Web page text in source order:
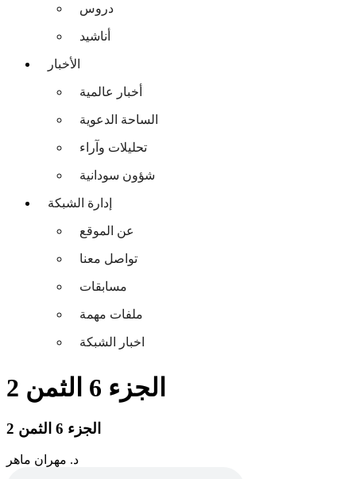
دروس
أناشيد
الأخبار
أخبار عالمية
الساحة الدعوية
تحليلات وآراء
شؤون سودانية
إدارة الشبكة
عن الموقع
تواصل معنا
مسابقات
ملفات مهمة
اخبار الشبكة
الجزء 6 الثمن 2
الجزء 6 الثمن 2
د. مهران ماهر